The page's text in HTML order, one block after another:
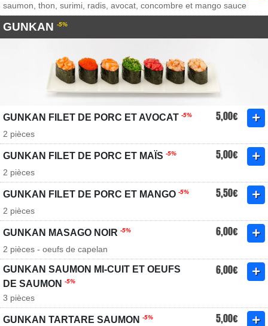
saumon, thon, surimi, radis, avocat, concombre et mango sauce
GUNKAN -5%
GUNKAN FILET DE PORC ET AVOCAT -5% 5,00€
2 pièces
GUNKAN FILET DE PORC ET MAÏS -5% 5,00€
2 pièces
GUNKAN FILET DE PORC ET MANGO -5% 5,50€
2 pièces
GUNKAN MASAGO NOIR -5% 6,00€
2 pièces - oeufs de capelan
GUNKAN SAUMON MI-CUIT ET OEUFS
DE SAUMON
-5%
6,00€
3 pièces
GUNKAN TARTARE SAUMON -5% 5,00€